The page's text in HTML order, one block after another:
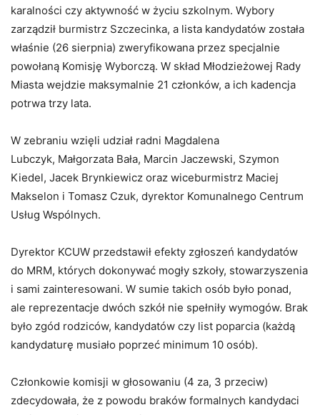
karalności czy aktywność w życiu szkolnym. Wybory
zarządził burmistrz Szczecinka, a lista kandydatów została
właśnie (26 sierpnia) zweryfikowana przez specjalnie
powołaną Komisję Wyborczą. W skład Młodzieżowej Rady
Miasta wejdzie maksymalnie 21 członków, a ich kadencja
potrwa trzy lata.
W zebraniu wzięli udział radni Magdalena
Lubczyk, Małgorzata Bała, Marcin Jaczewski, Szymon
Kiedel, Jacek Brynkiewicz oraz wiceburmistrz Maciej
Makselon i Tomasz Czuk, dyrektor Komunalnego Centrum
Usług Wspólnych.
Dyrektor KCUW przedstawił efekty zgłoszeń kandydatów
do MRM, których dokonywać mogły szkoły, stowarzyszenia
i sami zainteresowani. W sumie takich osób było ponad,
ale reprezentacje dwóch szkół nie spełniły wymogów. Brak
było zgód rodziców, kandydatów czy list poparcia (każdą
kandydaturę musiało poprzeć minimum 10 osób).
Członkowie komisji w głosowaniu (4 za, 3 przeciw)
zdecydowała, że z powodu braków formalnych kandydaci